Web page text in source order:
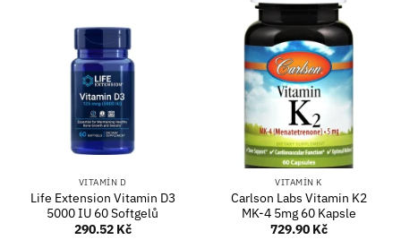
VITAMÍN D
Life Extension Vitamin D3
5000 IU 60 Softgelů
290.52 Kč
VITAMÍN K
Carlson Labs Vitamin K2
MK-4 5mg 60 Kapsle
729.90 Kč